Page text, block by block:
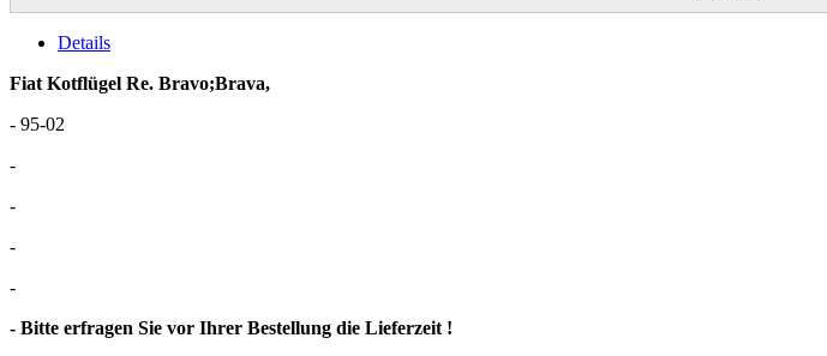
Details
Fiat Kotflügel Re. Bravo;Brava,
- 95-02
-
-
-
-
- Bitte erfragen Sie vor Ihrer Bestellung die Lieferzeit !